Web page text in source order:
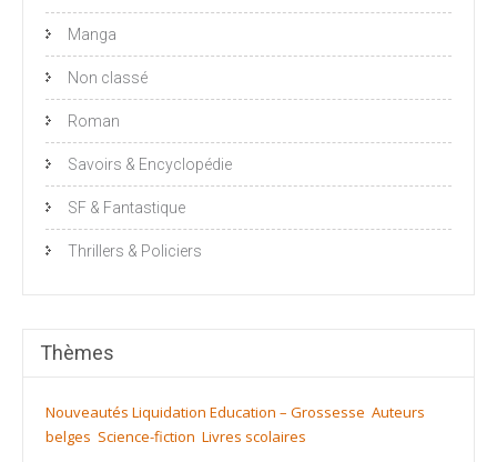
Manga
Non classé
Roman
Savoirs & Encyclopédie
SF & Fantastique
Thrillers & Policiers
Thèmes
Nouveautés Liquidation Education – Grossesse Auteurs
belges Science-fiction Livres scolaires